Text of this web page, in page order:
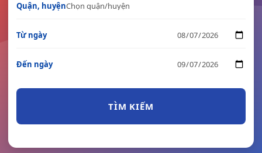
Quận, huyện
Từ ngày
Đến ngày
TÌM KIẾM